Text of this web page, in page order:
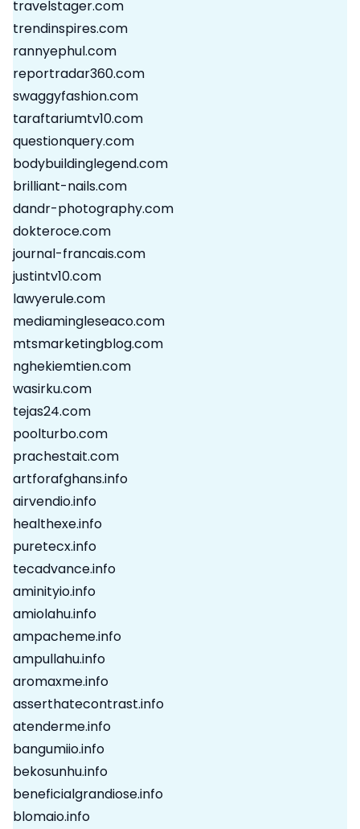
travelstager.com
trendinspires.com
rannyephul.com
reportradar360.com
swaggyfashion.com
taraftariumtv10.com
questionquery.com
bodybuildinglegend.com
brilliant-nails.com
dandr-photography.com
dokteroce.com
journal-francais.com
justintv10.com
lawyerule.com
mediamingleseaco.com
mtsmarketingblog.com
nghekiemtien.com
wasirku.com
tejas24.com
poolturbo.com
prachestait.com
artforafghans.info
airvendio.info
healthexe.info
puretecx.info
tecadvance.info
aminityio.info
amiolahu.info
ampacheme.info
ampullahu.info
aromaxme.info
asserthatecontrast.info
atenderme.info
bangumiio.info
bekosunhu.info
beneficialgrandiose.info
blomaio.info